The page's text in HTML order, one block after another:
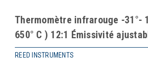
Thermomètre infrarouge -31°-
650° C ) 12:1 Émissivité
REED INSTRUMENTS